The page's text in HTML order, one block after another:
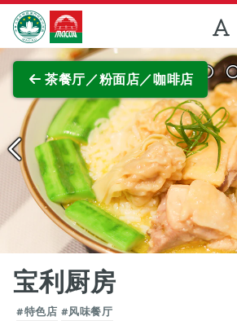
跳至主内容
澳门特别行政区政府旅游局
茶餐厅／粉面店／咖啡店
查看原图
宝利厨房
#特色店 #风味餐厅